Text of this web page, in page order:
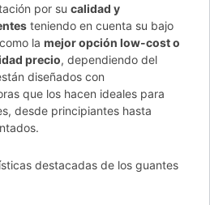
por su calidad y
teniendo en cuenta su bajo
la mejor opción low-cost o
precio, dependiendo del
diseñados con
que los hacen ideales para
desde principiantes hasta
destacadas de los guantes